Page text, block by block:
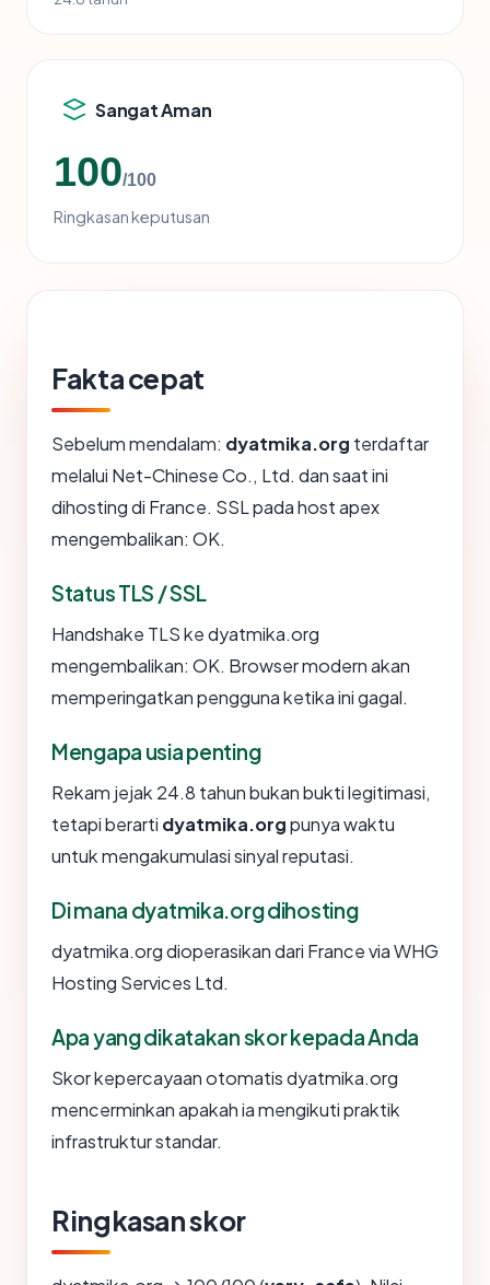
Sangat Aman
100/100
Ringkasan keputusan
Fakta cepat
Sebelum mendalam: dyatmika.org terdaftar
melalui Net-Chinese Co., Ltd. dan saat ini
dihosting di France. SSL pada host apex
mengembalikan: OK.
Status TLS / SSL
Handshake TLS ke dyatmika.org
mengembalikan: OK. Browser modern akan
memperingatkan pengguna ketika ini gagal.
Mengapa usia penting
Rekam jejak 24.8 tahun bukan bukti legitimasi,
tetapi berarti dyatmika.orgpunya waktu
untuk mengakumulasi sinyal reputasi.
Di mana dyatmika.org dihosting
dyatmika.org dioperasikan dari France via WHG
Hosting Services Ltd.
Apa yang dikatakan skor kepada Anda
Skor kepercayaan otomatis dyatmika.org
mencerminkan apakah ia mengikuti praktik
infrastruktur standar.
Ringkasan skor